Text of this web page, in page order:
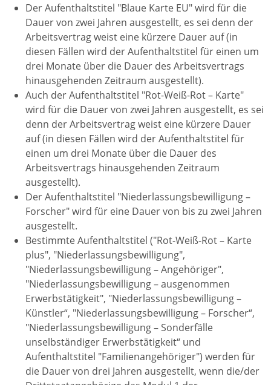
Der Aufenthaltstitel "Blaue Karte EU" wird für die
Dauer von zwei Jahren ausgestellt, es sei denn der
Arbeitsvertrag weist eine kürzere Dauer auf (in
diesen Fällen wird der Aufenthaltstitel für einen um
drei Monate über die Dauer des Arbeitsvertrags
hinausgehenden Zeitraum ausgestellt).
Auch der Aufenthaltstitel "Rot-Weiß-Rot – Karte"
wird für die Dauer von zwei Jahren ausgestellt, es sei
denn der Arbeitsvertrag weist eine kürzere Dauer
auf (in diesen Fällen wird der Aufenthaltstitel für
einen um drei Monate über die Dauer des
Arbeitsvertrags hinausgehenden Zeitraum
ausgestellt).
Der Aufenthaltstitel "Niederlassungsbewilligung –
Forscher" wird für eine Dauer von bis zu zwei Jahren
ausgestellt.
Bestimmte Aufenthaltstitel ("Rot-Weiß-Rot – Karte
plus", "Niederlassungsbewilligung",
"Niederlassungsbewilligung – Angehöriger",
"Niederlassungsbewilligung – ausgenommen
Erwerbstätigkeit", "Niederlassungsbewilligung –
Künstler“, "Niederlassungsbewilligung – Forscher“,
"Niederlassungsbewilligung – Sonderfälle
unselbständiger Erwerbstätigkeit“ und
Aufenthaltstitel "Familienangehöriger") werden für
die Dauer von drei Jahren ausgestellt, wenn die/der